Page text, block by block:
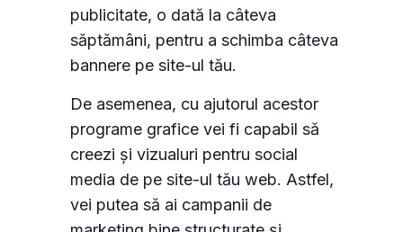
publicitate, o dată la câteva
săptămâni, pentru a schimba câteva
bannere pe site-ul tău.
De asemenea, cu ajutorul acestor
programe grafice vei fi capabil să
creezi și vizualuri pentru social
media de pe site-ul tău web. Astfel,
vei putea să ai campanii de